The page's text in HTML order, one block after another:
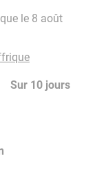
le 8 août
Sur 10 jours